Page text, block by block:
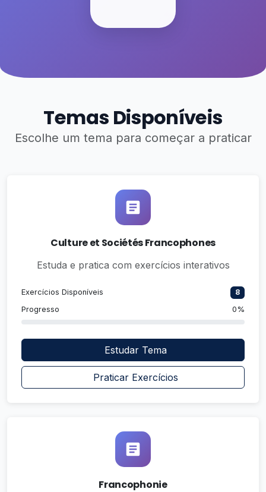
Temas Disponíveis
Escolhe um tema para começar a praticar
Culture et Sociétés Francophones
Estuda e pratica com exercícios interativos
Exercícios Disponíveis
8
Progresso
0%
Estudar Tema
Praticar Exercícios
Francophonie